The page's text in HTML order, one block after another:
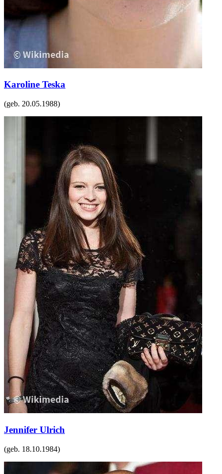
Karoline Teska
(geb. 20.05.1988)
Jennifer Ulrich
(geb. 18.10.1984)